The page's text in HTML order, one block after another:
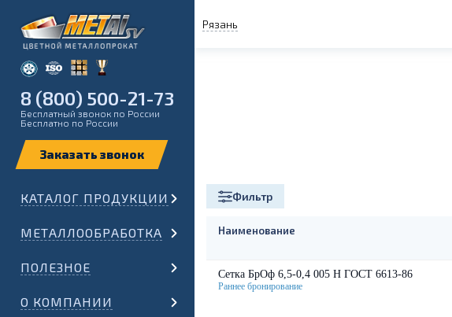
Рязань
8 (800) 500-21-73
Бесплатный звонок по России
Бесплатно по России
КАТАЛОГ ПРОДУКЦИИ
МЕТАЛЛООБРАБОТКА
ПОЛЕЗНОЕ
О КОМПАНИИ
Фильтр
Наименование
Сетка БрОф 6,5-0,4 005 Н ГОСТ 6613-86